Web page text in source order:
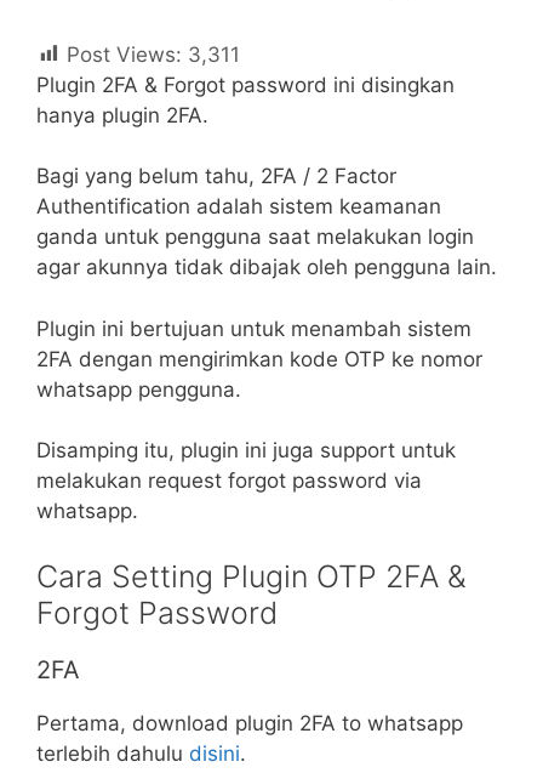
Post Views: 3,311
Plugin 2FA & Forgot password ini disingkan
hanya plugin 2FA.
Bagi yang belum tahu, 2FA / 2 Factor
Authentification adalah sistem keamanan
ganda untuk pengguna saat melakukan login
agar akunnya tidak dibajak oleh pengguna lain.
Plugin ini bertujuan untuk menambah sistem
2FA dengan mengirimkan kode OTP ke nomor
whatsapp pengguna.
Disamping itu, plugin ini juga support untuk
melakukan request forgot password via
whatsapp.
Cara Setting Plugin OTP 2FA &
Forgot Password
2FA
Pertama, download plugin 2FA to whatsapp
terlebih dahulu disini.